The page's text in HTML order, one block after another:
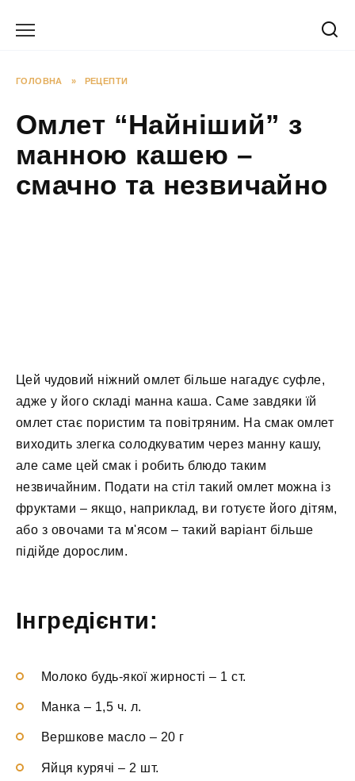
ГОЛОВНА » РЕЦЕПТИ
Омлет “Найніший” з
манною кашею –
смачно та незвичайно
Цей чудовий ніжний омлет більше нагадує суфле,
адже у його складі манна каша. Саме завдяки їй
омлет стає пористим та повітряним. На смак омлет
виходить злегка солодкуватим через манну кашу,
але саме цей смак і робить блюдо таким
незвичайним. Подати на стіл такий омлет можна із
фруктами – якщо, наприклад, ви готуєте його дітям,
або з овочами та м'ясом – такий варіант більше
підійде дорослим.
Інгредієнти:
Молоко будь-якої жирності – 1 ст.
Манка – 1,5 ч. л.
Вершкове масло– 20 г
Яйця курячі – 2 шт.